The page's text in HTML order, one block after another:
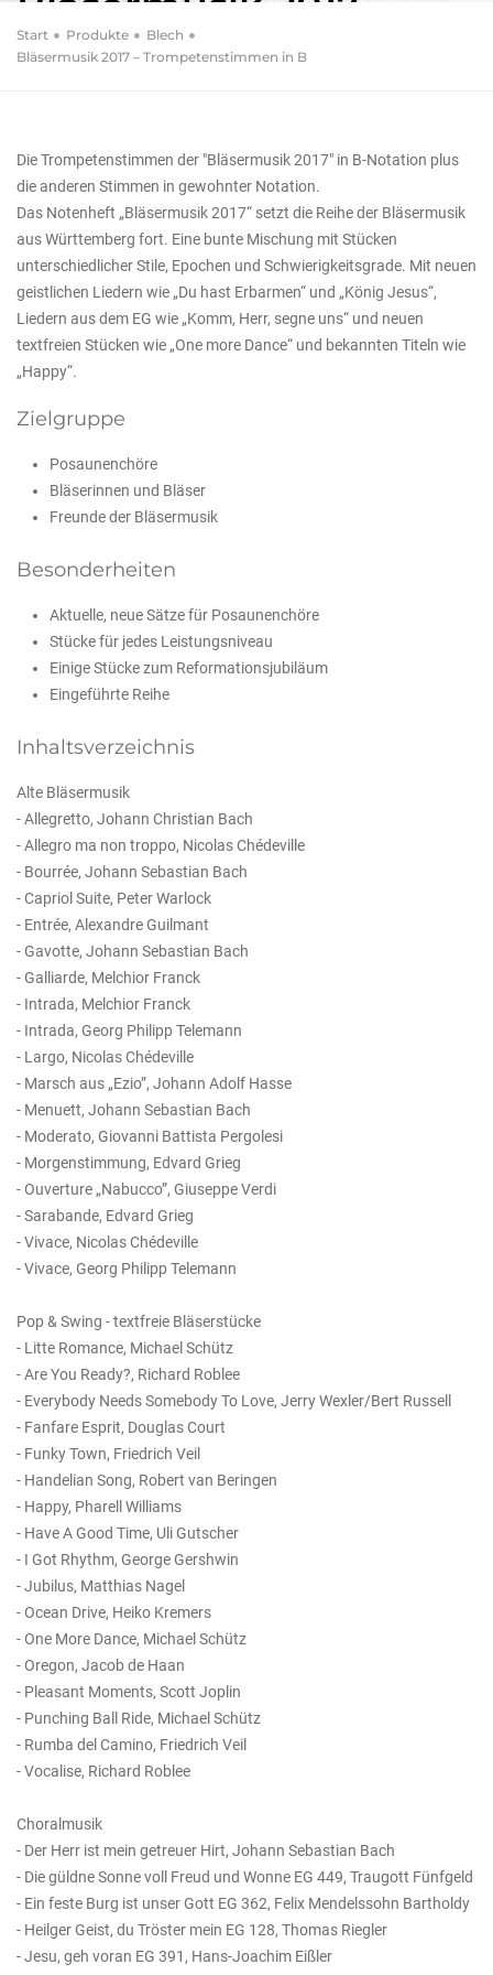
Trompetenstimmen in
Start Produkte
Blech
Bläsermusik 2017 – Trompetenstimmen in B
Die Trompetenstimmen der "Bläsermusik 2017" in B-Notation plus
die anderen Stimmen in gewohnter Notation.
Das Notenheft „Bläsermusik 2017“ setzt die Reihe der Bläsermusik
aus Württemberg fort. Eine bunte Mischung mit Stücken
unterschiedlicher Stile, Epochen und Schwierigkeitsgrade. Mit neuen
geistlichen Liedern wie „Du hast Erbarmen“ und „König Jesus“,
Liedern aus dem EG wie „Komm, Herr, segne uns“ und neuen
textfreien Stücken wie „One more Dance“ und bekannten Titeln wie
„Happy“.
Zielgruppe
Posaunenchöre
Bläserinnen und Bläser
Freunde der Bläsermusik
Besonderheiten
Aktuelle, neue Sätze für Posaunenchöre
Stücke für jedes Leistungsniveau
Einige Stücke zum Reformationsjubiläum
Eingeführte Reihe
Inhaltsverzeichnis
Alte Bläsermusik
- Allegretto, Johann Christian Bach
- Allegro ma non troppo, Nicolas Chédeville
- Bourrée, Johann Sebastian Bach
- Capriol Suite, Peter Warlock
- Entrée, Alexandre Guilmant
- Gavotte, Johann Sebastian Bach
- Galliarde, Melchior Franck
- Intrada, Melchior Franck
- Intrada, Georg Philipp Telemann
- Largo, Nicolas Chédeville
- Marsch aus „Ezio”, Johann Adolf Hasse
- Menuett, Johann Sebastian Bach
- Moderato, Giovanni Battista Pergolesi
- Morgenstimmung, Edvard Grieg
- Ouverture „Nabucco”, Giuseppe Verdi
- Sarabande, Edvard Grieg
- Vivace, Nicolas Chédeville
- Vivace, Georg Philipp Telemann
Pop & Swing - textfreie Bläserstücke
- Litte Romance, Michael Schütz
- Are You Ready?, Richard Roblee
- Everybody Needs Somebody To Love, Jerry Wexler/Bert Russell
- Fanfare Esprit, Douglas Court
- Funky Town, Friedrich Veil
- Handelian Song, Robert van Beringen
- Happy, Pharell Williams
- Have A Good Time, Uli Gutscher
- I Got Rhythm, George Gershwin
- Jubilus, Matthias Nagel
- Ocean Drive, Heiko Kremers
- One More Dance, Michael Schütz
- Oregon, Jacob de Haan
- Pleasant Moments, Scott Joplin
- Punching Ball Ride, Michael Schütz
- Rumba del Camino, Friedrich Veil
- Vocalise, Richard Roblee
Choralmusik
- Der Herr ist mein getreuer Hirt, Johann Sebastian Bach
- Die güldne Sonne voll Freud und Wonne EG 449, Traugott Fünfgeld
- Ein feste Burg ist unser Gott EG 362, Felix Mendelssohn Bartholdy
- Heilger Geist, du Tröster mein EG 128, Thomas Riegler
- Jesu, geh voran EG 391, Hans-Joachim Eißler